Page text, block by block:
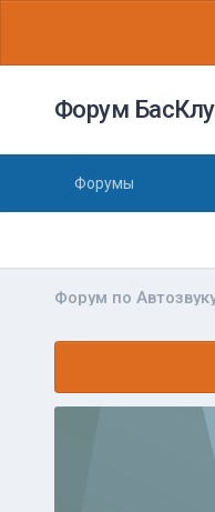
Форум
Форумы
Форум по